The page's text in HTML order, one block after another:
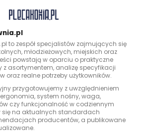
to zespół specjalistów zajmujących się
młodzieżowych, miejskich oraz
powstają w oparciu o praktyczne
z asortymentem, analizę specyfikacji
oraz realne potrzeby użytkowników.
przygotowujemy z uwzględnieniem
system nośny, waga,
czy funkcjonalność w codziennym
się na aktualnych standardach
producentów, a publikowane